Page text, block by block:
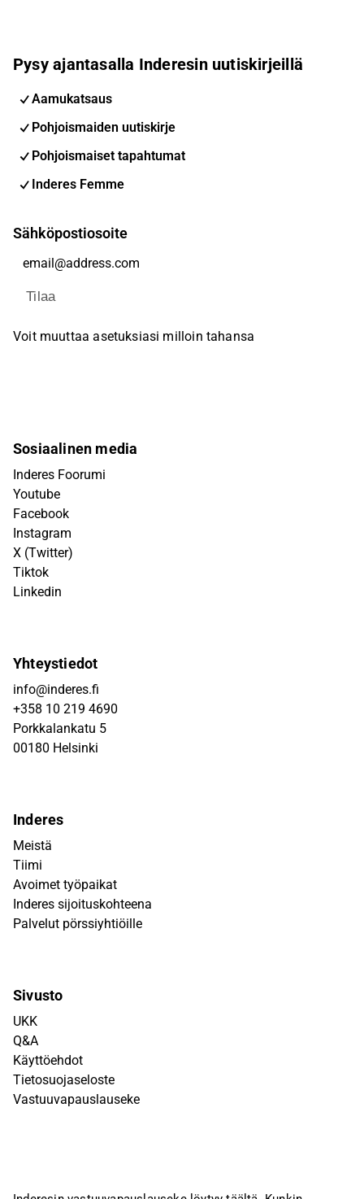
Pysy ajantasalla Inderesin uutiskirjeillä
Aamukatsaus
Pohjoismaiden uutiskirje
Pohjoismaiset tapahtumat
Inderes Femme
Sähköpostiosoite
Tilaa
Voit muuttaa asetuksiasi milloin tahansa
Sosiaalinen media
Inderes Foorumi
Youtube
Facebook
Instagram
X (Twitter)
Tiktok
Linkedin
Yhteystiedot
info@inderes.fi
+358 10 219 4690
Porkkalankatu 5
00180 Helsinki
Inderes
Meistä
Tiimi
Avoimet työpaikat
Inderes sijoituskohteena
Palvelut pörssiyhtiöille
Sivusto
UKK
Q&A
Käyttöehdot
Tietosuojaseloste
Vastuuvapauslauseke